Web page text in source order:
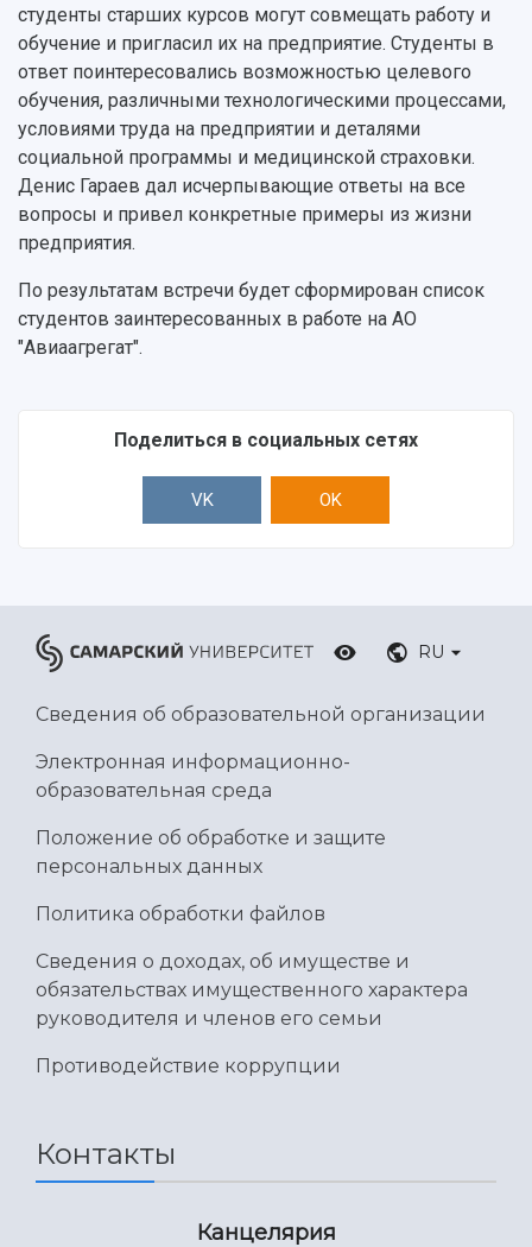
студенты старших курсов могут совмещать работу и
обучение и пригласил их на предприятие. Студенты в
ответ поинтересовались возможностью целевого
обучения, различными технологическими процессами,
условиями труда на предприятии и деталями
социальной программы и медицинской страховки.
Денис Гараев дал исчерпывающие ответы на все
вопросы и привел конкретные примеры из жизни
предприятия.
По результатам встречи будет сформирован список
студентов заинтересованных в работе на АО
"Авиаагрегат".
Поделиться в социальных сетях
VK OK
RU
Сведения об образовательной организации
Электронная информационно-
образовательная среда
Положение об обработке и защите
персональных данных
Политика обработки файлов
Сведения о доходах, об имуществе и
обязательствах имущественного характера
руководителя и членов его семьи
Противодействие коррупции
Контакты
Канцелярия